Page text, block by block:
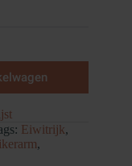
Eiwitrijk,
,